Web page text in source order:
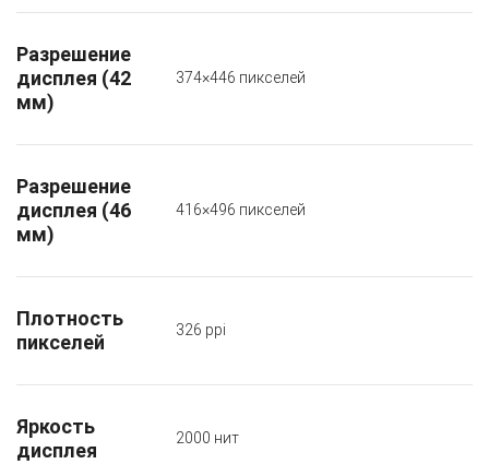
Разрешение
дисплея (42
мм)
374×446 пикселей
Разрешение
дисплея (46
мм)
416×496 пикселей
Плотность
пикселей
326 ppi
Яркость
дисплея
2000 нит